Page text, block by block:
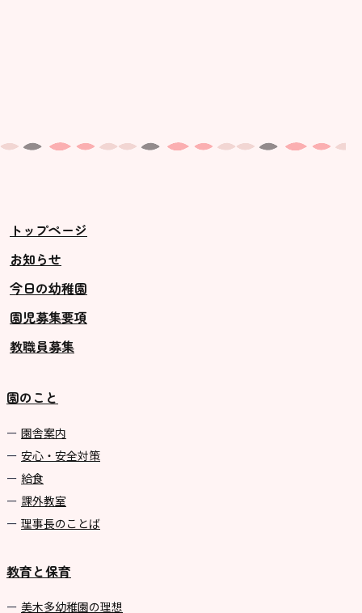
トップページ
お知らせ
今日の幼稚園
園児募集要項
教職員募集
園のこと
園舎案内
安心・安全対策
給食
課外教室
理事長のことば
教育と保育
美⽊多幼稚園の理想